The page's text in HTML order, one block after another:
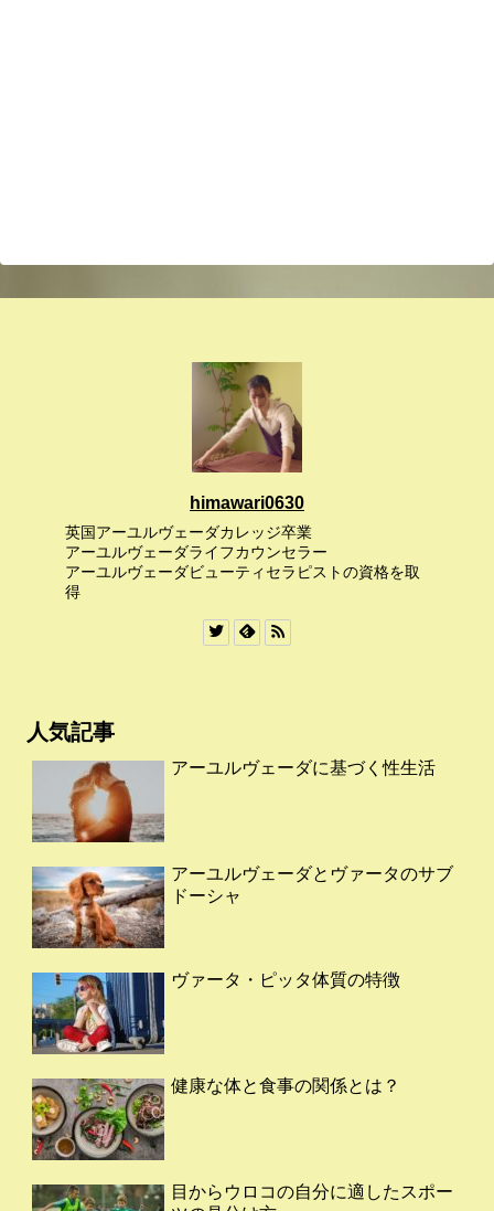
himawari0630
英国アーユルヴェーダカレッジ卒業
アーユルヴェーダライフカウンセラー
アーユルヴェーダビューティセラピストの資格を取
得
人気記事
アーユルヴェーダに基づく性生活
アーユルヴェーダとヴァータのサブ
ドーシャ
ヴァータ・ピッタ体質の特徴
健康な体と食事の関係とは？
目からウロコの自分に適したスポー